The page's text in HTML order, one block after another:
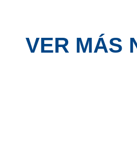
VER MÁS